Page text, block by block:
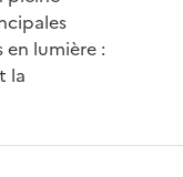
en lumière :
la